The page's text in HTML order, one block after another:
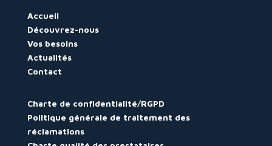
Accueil
Découvrez-nous
Vos besoins
Actualités
Contact
Charte de confidentialité/RGPD
Politique générale de traitement des
réclamations